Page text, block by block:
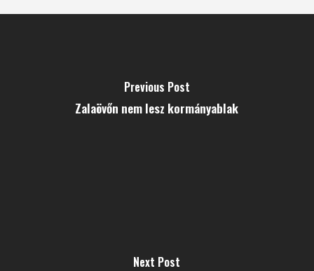
Previous Post
Zalaövőn nem lesz kormányablak
Next Post